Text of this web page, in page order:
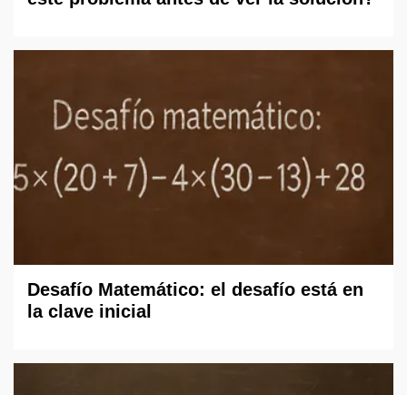
Desafío Matemático: el desafío está en
la clave inicial